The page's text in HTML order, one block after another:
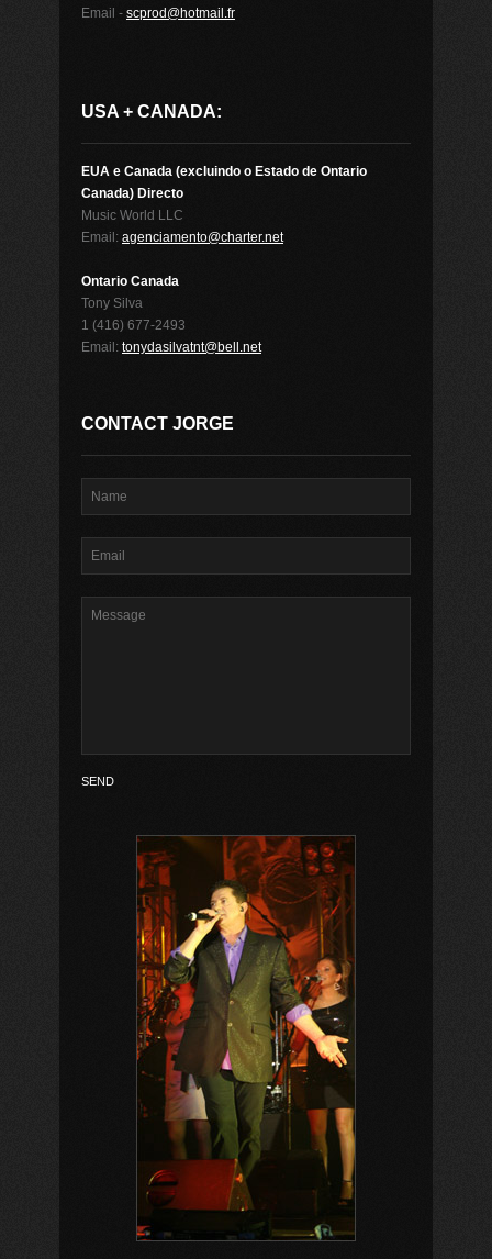
Email - scprod@hotmail.fr
USA + CANADA:
EUA e Canada (excluindo o Estado de Ontario
Canada) Directo
Music World LLC
Email: agenciamento@charter.net
Ontario Canada
Tony Silva
1 (416) 677-2493
Email: tonydasilvatnt@bell.net
CONTACT JORGE